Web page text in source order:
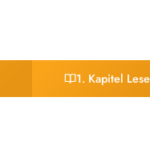
1. Kapitel